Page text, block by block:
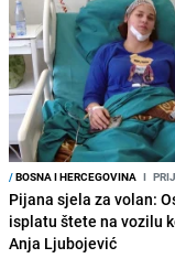
/BOSNA I HERCEGOVINA I
Pijana sjela za volan:
isplatu štete na vozilu
Anja Ljubojević